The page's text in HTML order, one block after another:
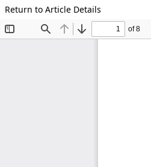
Return to Article Details